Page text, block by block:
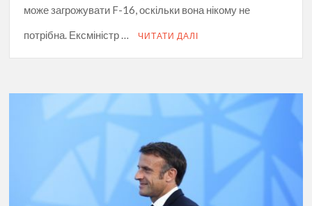
може загрожувати F-16, оскільки вона нікому не
потрібна. Ексміністр …
ЧИТАТИ ДАЛІ